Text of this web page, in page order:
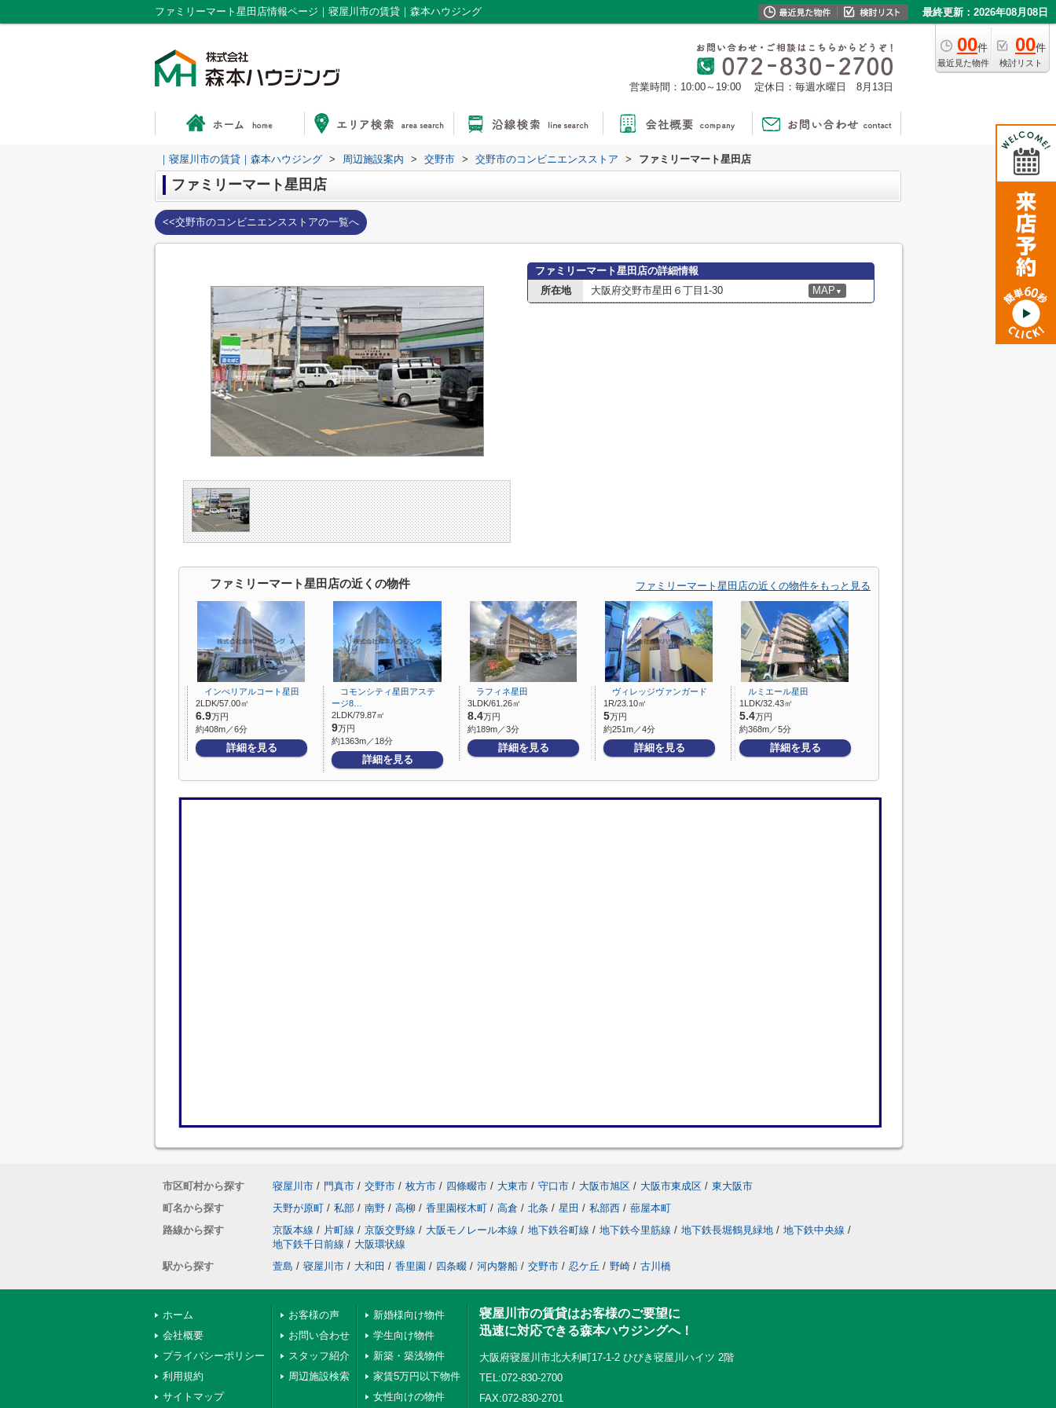
ファミリーマート星田店情報ページ｜寝屋川市の賃貸｜森本ハウジング 最終更新：2026年08月08日
00件
最近見た物件
00件
検討リスト
営業時間：10:00～19:00 定休日：毎週水曜日 8月13日
｜寝屋川市の賃貸｜森本ハウジング > 周辺施設案内 > 交野市 > 交野市のコンビニエンスストア > ファミリーマート星田店
ファミリーマート星田店
<<交野市のコンビニエンスストアの一覧へ
ファミリーマート星田店の詳細情報
所在地
大阪府交野市星田６丁目1-30 MAP ▼
ファミリーマート星田店の近くの物件 ファミリーマート星田店の近くの物件をもっと見る
インぺリアルコート星田
2LDK/57.00㎡
6.9万円
約408m／6分
詳細を見る
コモンシティ星田アステ
ージ8…
2LDK/79.87㎡
9万円
約1363m／18分
詳細を見る
ラフィネ星田
3LDK/61.26㎡
8.4万円
約189m／3分
詳細を見る
ヴィレッジヴァンガード
1R/23.10㎡
5万円
約251m／4分
詳細を見る
ルミエール星田
1LDK/32.43㎡
5.4万円
約368m／5分
詳細を見る
市区町村から探す 寝屋川市 / 門真市 / 交野市 / 枚方市 / 四條畷市 / 大東市 / 守口市 / 大阪市旭区 / 大阪市東成区 / 東大阪市
町名から探す
天野が原町 / 私部 / 南野 / 高柳 / 香里園桜木町 / 高倉 / 北条 / 星田 / 私部西 / 蔀屋本町
路線から探す
京阪本線 / 片町線 / 京阪交野線 / 大阪モノレール本線 / 地下鉄谷町線 / 地下鉄今里筋線 / 地下鉄長堀鶴見緑地 / 地下鉄中央線 /
地下鉄千日前線 / 大阪環状線
駅から探す
萱島 / 寝屋川市 / 大和田 / 香里園 / 四条畷 / 河内磐船 / 交野市 / 忍ケ丘 / 野崎 / 古川橋
ホーム
会社概要
プライバシーポリシー
利用規約
サイトマップ
お客様の声
お問い合わせ
スタッフ紹介
周辺施設検索
新婚様向け物件
学生向け物件
新築・築浅物件
家賃5万円以下物件
女性向けの物件
寝屋川市の賃貸はお客様のご要望に
迅速に対応できる森本ハウジングへ！
大阪府寝屋川市北大利町17-1-2 ひびき寝屋川ハイツ 2階
TEL:072-830-2700
FAX:072-830-2701